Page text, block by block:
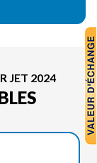
JET 2024